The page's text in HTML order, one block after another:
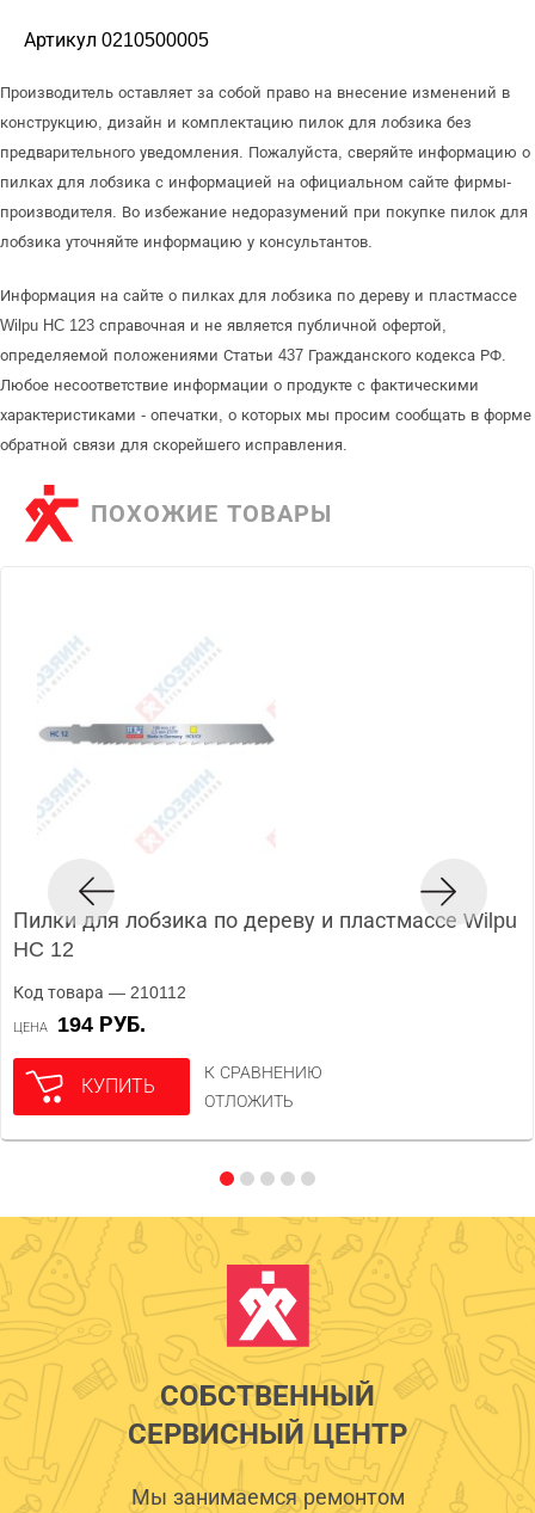
Артикул 0210500005
Производитель оставляет за собой право на внесение изменений в
конструкцию, дизайн и комплектацию пилок для лобзика без
предварительного уведомления. Пожалуйста, сверяйте информацию о
пилках для лобзика с информацией на официальном сайте фирмы-
производителя. Во избежание недоразумений при покупке пилок для
лобзика уточняйте информацию у консультантов.
Информация на сайте о пилках для лобзика по дереву и пластмассе
Wilpu HC 123 справочная и не является публичной офертой,
определяемой положениями Статьи 437 Гражданского кодекса РФ.
Любое несоответствие информации о продукте с фактическими
характеристиками - опечатки, о которых мы просим сообщать в форме
обратной связи для скорейшего исправления.
ПОХОЖИЕ ТОВАРЫ
Пилки для лобзика по дереву и пластмассе Wilpu
HC 12
Код товара — 210112
ЦЕНА 194 РУБ.
КУПИТЬ
К СРАВНЕНИЮ
ОТЛОЖИТЬ
СОБСТВЕННЫЙ
СЕРВИСНЫЙ ЦЕНТР
Мы занимаемся ремонтом